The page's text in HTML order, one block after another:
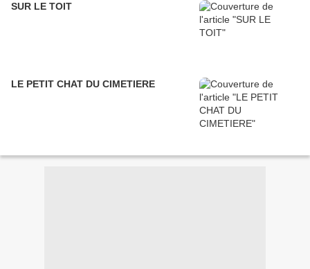
SUR LE TOIT
LE PETIT CHAT DU CIMETIERE